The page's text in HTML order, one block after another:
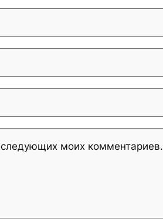
моих комментариев.